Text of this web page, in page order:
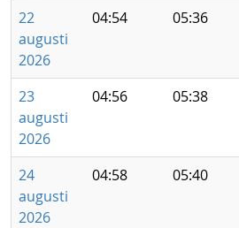
22
augusti
2026
04:54 05:36
23
augusti
2026
04:56 05:38
24
augusti
2026
04:58 05:40